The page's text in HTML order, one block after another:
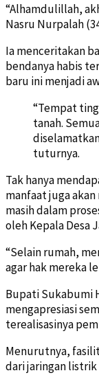
“Alhamdulillah,
Nasru Nurpalah
Ia menceritakan
bendanya habis
baru ini menjadi
“Tempat
tanah.
tuturnya.
Tak hanya
manfaat juga
masih dalam
oleh Kepala Desa
“Selain rumah,
agar hak mereka
Bupati Sukabumi
mengapresiasi
terealisasinya
Menurutnya,
dari jaringan listrik